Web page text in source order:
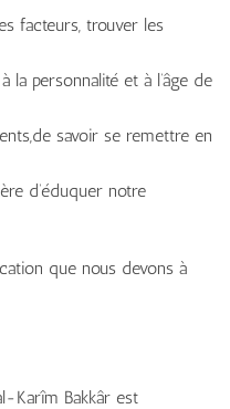
facteurs, trouver les
la personnalité et à l’âge de
savoir se remettre en
d’éduquer notre
que nous devons à
Karîm Bakkâr est